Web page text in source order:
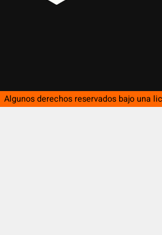
Algunos derechos reservados bajo una